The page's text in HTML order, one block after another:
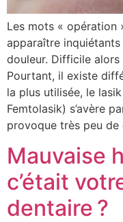
Les mots « opération
apparaître
douleur. Difficile
Pourtant, il existe
la plus utilisée, le
Femtolasik) s’avère
provoque très peu de
Mauvaise
c’était
dentaire ?